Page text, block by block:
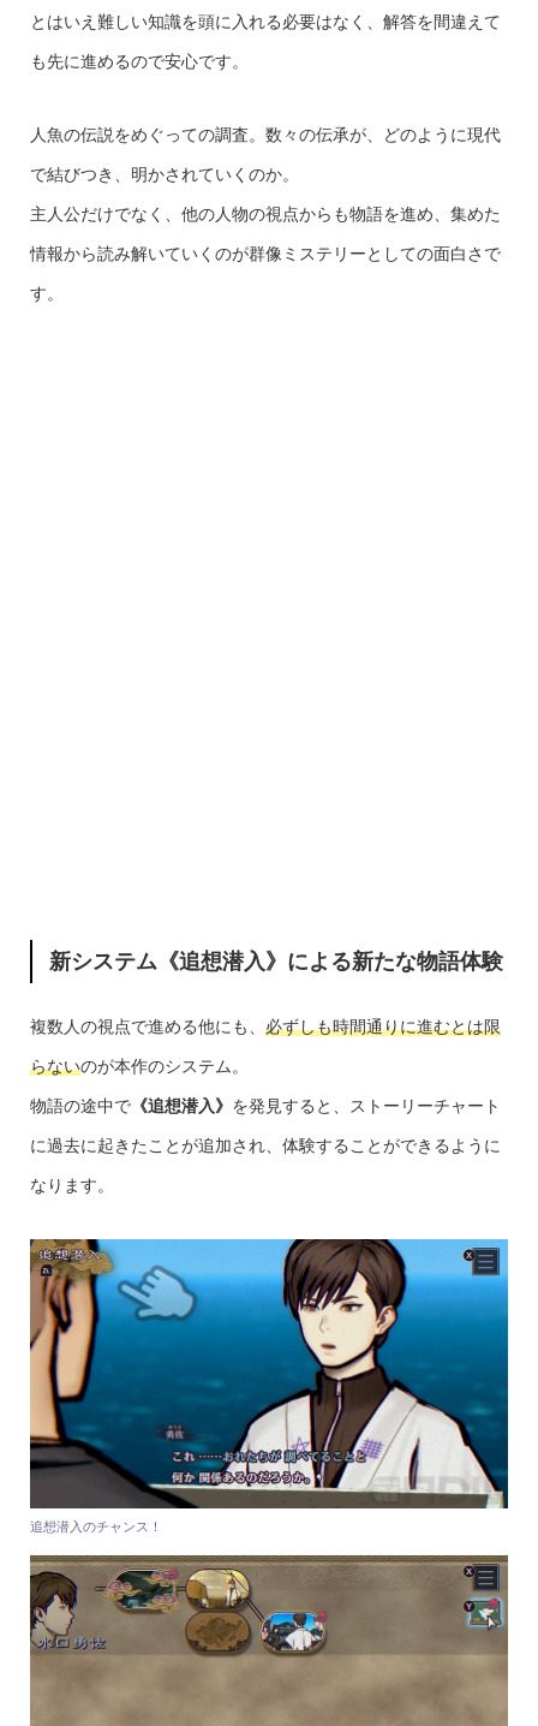
とはいえ難しい知識を頭に入れる必要はなく、解答を間違えて
も先に進めるので安心です。
人魚の伝説をめぐっての調査。数々の伝承が、どのように現代
で結びつき、明かされていくのか。
主人公だけでなく、他の人物の視点からも物語を進め、集めた
情報から読み解いていくのが群像ミステリーとしての面白さで
す。
新システム《追想潜入》による新たな物語体験
複数人の視点で進める他にも、 必ずしも時間通りに進むとは限
らないのが本作のシステム。
物語の途中で《追想潜入》 を発見すると、ストーリーチャート
に過去に起きたことが追加され、体験することができるように
なります。
追想潜入のチャンス！